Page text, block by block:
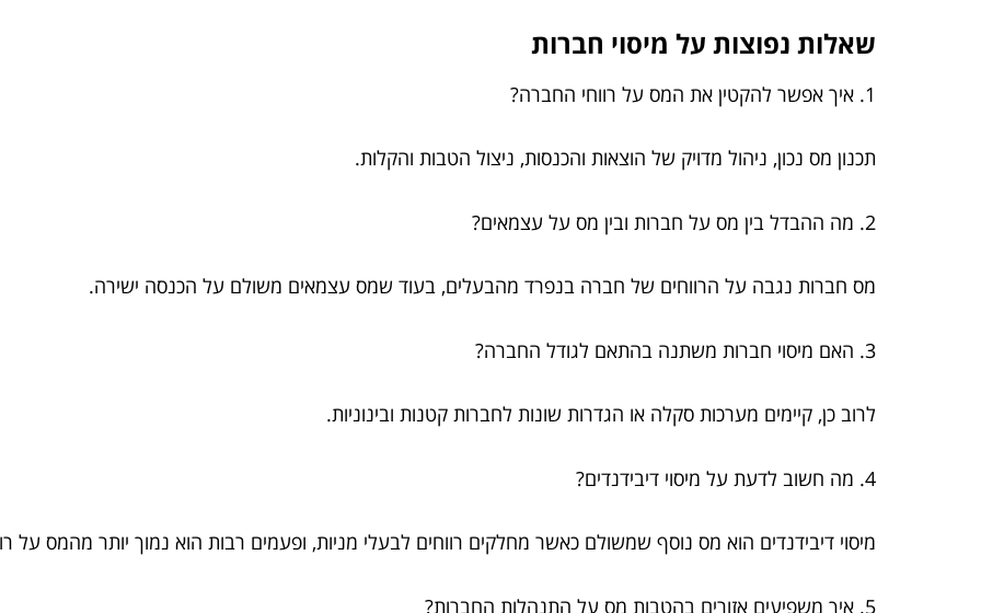
שאלות נפוצות על מיסוי חברות
1. איך אפשר להקטין את המס על רווחי החברה?
תכנון מס נכון, ניהול מדויק של הוצאות והכנסות, ניצול הטבות והקלות.
2. מה ההבדל בין מס על חברות ובין מס על עצמאים?
מס חברות נגבה על הרווחים של חברה בנפרד מהבעלים, בעוד שמס עצמאים משולם על הכנסה ישירה.
3. האם מיסוי חברות משתנה בהתאם לגודל החברה?
לרוב כן, קיימים מערכות סקלה או הגדרות שונות לחברות קטנות ובינוניות.
4. מה חשוב לדעת על מיסוי דיבידנדים?
מיסוי דיבידנדים הוא מס נוסף שמשולם כאשר מחלקים רווחים לבעלי מניות, ופעמים רבות הוא נמוך יותר מהמס על
5. איך משפיעים אזורים בהטבות מס על התנהלות החברות?